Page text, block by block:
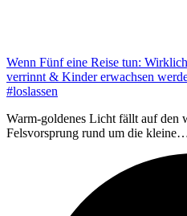
Wenn Fünf eine Reise tun:
verrinnt & Kinder erwachsen
#loslassen
Warm-goldenes Licht fällt auf den
Felsvorsprung rund um die